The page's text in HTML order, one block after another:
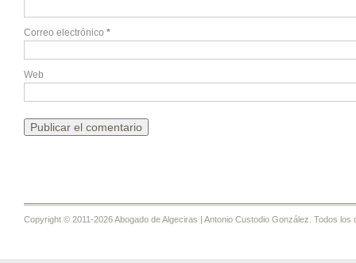
Correo electrónico *
Web
Copyright © 2011-2026 Abogado de Algeciras | Antonio Custodio González. Todos